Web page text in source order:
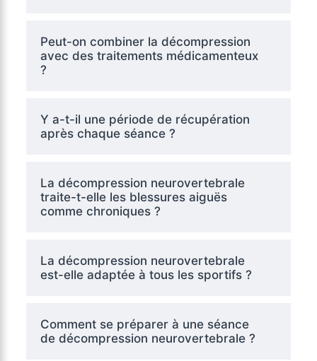
Peut-on combiner la décompression
avec des traitements médicamenteux
?
Y a-t-il une période de récupération
après chaque séance ?
La décompression neurovertebrale
traite-t-elle les blessures aiguës
comme chroniques ?
La décompression neurovertebrale
est-elle adaptée à tous les sportifs ?
Comment se préparer à une séance
de décompression neurovertebrale ?